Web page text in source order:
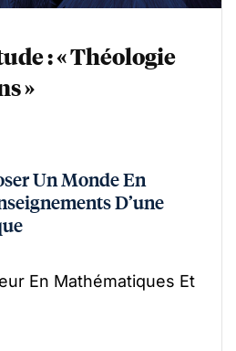
: « Théologie
»
Un Monde En
D’une
En Mathématiques Et